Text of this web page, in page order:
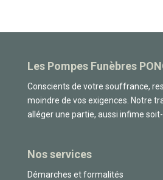
Les Pompes Funèbres
Conscients de votre souffrance,
moindre de vos exigences. Notre
alléger une partie, aussi infime
Nos services
Démarches et formalités